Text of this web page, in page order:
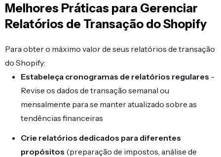
Melhores Práticas para Gerenciar
Relatórios de Transação do Shopify
Para obter o máximo valor de seus relatórios de transação
do Shopify:
Estabeleça cronogramas de relatórios regulares -
Revise os dados de transação semanal ou
mensalmente para se manter atualizado sobre as
tendências financeiras
Crie relatórios dedicados para diferentes
propósitos (preparação de impostos, análise de